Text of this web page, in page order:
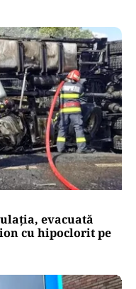
evacuată
cu hipoclorit pe